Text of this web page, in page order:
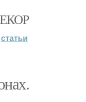
статьи